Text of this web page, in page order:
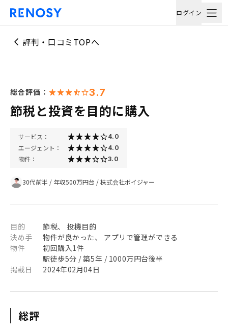
ログイン
評判・口コミTOPへ
総合評価： 3.7
節税と投資を目的に購入
サービス： 4.0
エージェント： 4.0
物件： 3.0
30代前半 / 年収500万円台 /株式会社ボイジャー
目的
節税、 投機目的
決め手
物件が良かった、 アプリで管理ができる
物件
初回購入1件
駅徒歩5分 / 築5年 / 1000万円台後半
掲載日
2024年02月04日
総評